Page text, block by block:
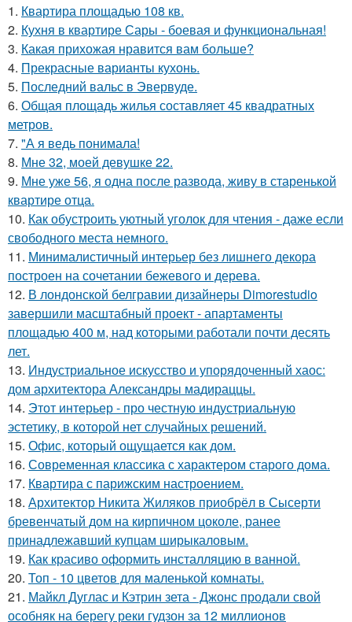
1. Квартира площадью 108 кв.
2. Кухня в квартире Сары - боевая и функциональная!
3. Какая прихожая нравится вам больше?
4. Прекрасные варианты кухонь.
5. Последний вальс в Эвервуде.
6. Общая площадь жилья составляет 45 квадратных
метров.
7. "А я ведь понимала!
8. Мне 32, моей девушке 22.
9. Мне уже 56, я одна после развода, живу в старенькой
квартире отца.
10. Как обустроить уютный уголок для чтения - даже если
свободного места немного.
11. Минималистичный интерьер без лишнего декора
построен на сочетании бежевого и дерева.
12. В лондонской белгравии дизайнеры Dimorestudio
завершили масштабный проект - апартаменты
площадью 400 м, над которыми работали почти десять
лет.
13. Индустриальное искусство и упорядоченный хаос:
дом архитектора Александры мадираццы.
14. Этот интерьер - про честную индустриальную
эстетику, в которой нет случайных решений.
15. Офис, который ощущается как дом.
16. Современная классика с характером старого дома.
17. Квартира с парижским настроением.
18. Архитектор Никита Жиляков приобрёл в Сысерти
бревенчатый дом на кирпичном цоколе, ранее
принадлежавший купцам ширыкаловым.
19. Как красиво оформить инсталляцию в ванной.
20. Топ - 10 цветов для маленькой комнаты.
21. Майкл Дуглас и Кэтрин зета - Джонс продали свой
особняк на берегу реки гудзон за 12 миллионов